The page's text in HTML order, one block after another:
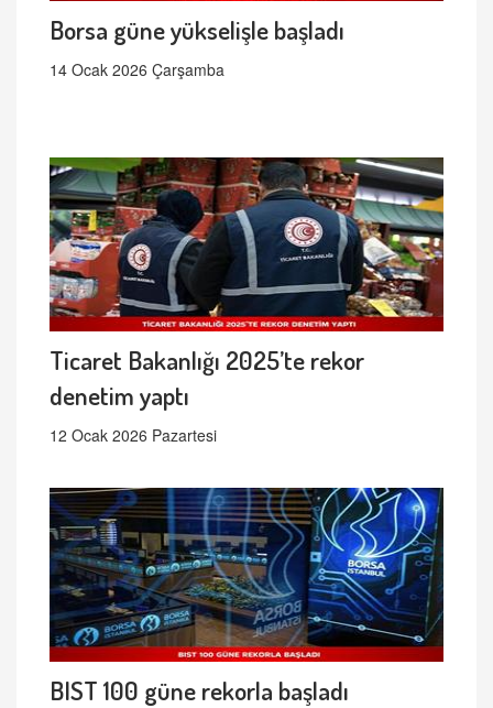
Borsa güne yükselişle başladı
14 Ocak 2026 Çarşamba
Ticaret Bakanlığı 2025’te rekor
denetim yaptı
12 Ocak 2026 Pazartesi
BIST 100 güne rekorla başladı